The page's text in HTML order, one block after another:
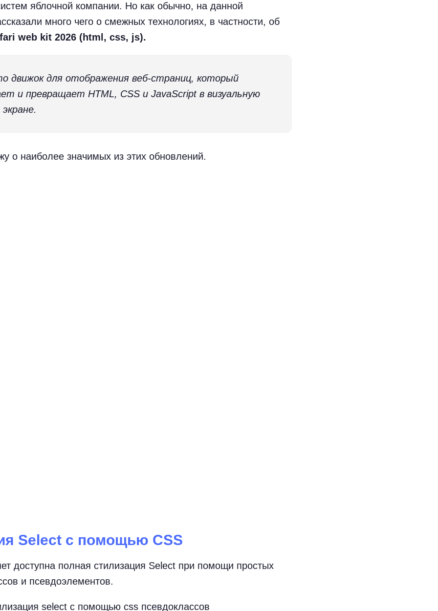
яблочной компании. Но как обычно, на данной
много чего о смежных технологиях, в частности, об
web kit 2026 (html, css, js).
движок для отображения веб-страниц, который
и превращает HTML, CSS и JavaScript в визуальную
о наиболее значимых из этих обновлений.
Select с помощью CSS
доступна полная стилизация Select при помощи простых
и псевдоэлементов.